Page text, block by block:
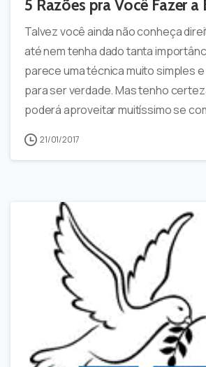
5 Razões pra Você Fazer a
Talvez você ainda não conheça
até nem tenha dado tanta
parece uma técnica muito simples
para ser verdade. Mas tenho
poderá aproveitar muitíssimo se
21/01/2017